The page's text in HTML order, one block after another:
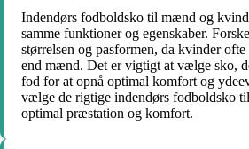
Indendørs fodboldsko til mænd og
samme funktioner og egenskaber.
størrelsen og pasformen, da kvinder
end mænd. Det er vigtigt at vælge sko,
fod for at opnå optimal komfort og
vælge de rigtige indendørs fodboldsko
optimal præstation og komfort.